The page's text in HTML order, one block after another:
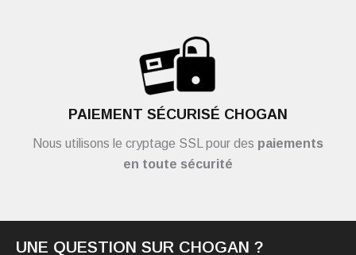
PAIEMENT SÉCURISÉ CHOGAN
Nous utilisons le cryptage SSL pour des paiements
en toute sécurité
UNE QUESTION SUR CHOGAN ?